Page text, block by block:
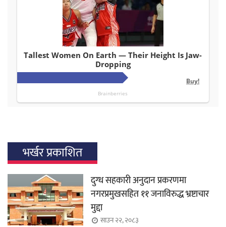
भर्खर प्रकाशित
दुग्ध सहकारी अनुदान प्रकरणमा
नगरप्रमुखसहित ११ जनाविरुद्ध भ्रष्टाचार
मुद्दा
साउन २२, २०८३